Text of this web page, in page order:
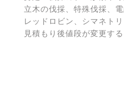
立木の伐採、特殊伐採、
レッドロビン、シマネト
見積もり後値段が変更す